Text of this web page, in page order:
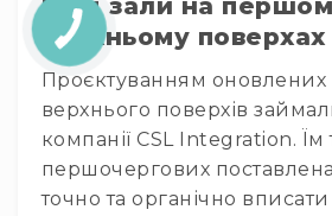
Уцінка
Новини
Бренди
Нові зали на
верхньому поверхах
Проєктуванням оновлених
верхнього поверхів
компанії CSL Integration.
першочергових
точно та органічно вписати
КНОПКА
ЗВ'ЯЗКУ